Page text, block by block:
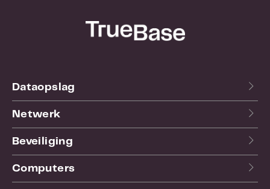
Dataopslag
Netwerk
Beveiliging
Computers